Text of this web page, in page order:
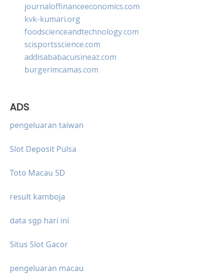
journaloffinanceeconomics.com
kvk-kumari.org
foodscienceandtechnology.com
scisportsscience.com
addisababacuisineaz.com
burgerimcamas.com
ADS
pengeluaran taiwan
Slot Deposit Pulsa
Toto Macau 5D
result kamboja
data sgp hari ini
Situs Slot Gacor
pengeluaran macau